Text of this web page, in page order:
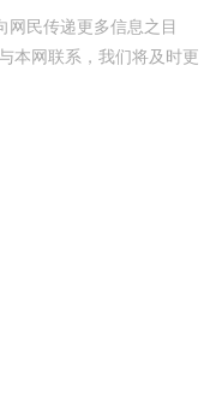
民传递更多信息之目
本网联系，我们将及时更